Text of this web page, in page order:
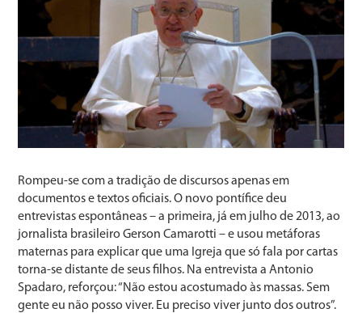
Rompeu-se com a tradição de discursos apenas em
documentos e textos oficiais. O novo pontífice deu
entrevistas espontâneas – a primeira, já em julho de 2013, ao
jornalista brasileiro Gerson Camarotti – e usou metáforas
maternas para explicar que uma Igreja que só fala por cartas
torna-se distante de seus filhos. Na entrevista a Antonio
Spadaro, reforçou: “Não estou acostumado às massas. Sem
gente eu não posso viver. Eu preciso viver junto dos outros”.